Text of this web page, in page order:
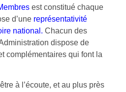
est constitué chaque
d’une représentativité
national. Chacun des
dispose de
complémentaires qui font la
à l’écoute, et au plus près